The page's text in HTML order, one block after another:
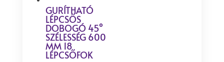
GURÍTHATÓ
LÉPCSŐS
DOBOGÓ 45°
SZÉLESSÉG 600
MM 18
LÉPCSŐFOK